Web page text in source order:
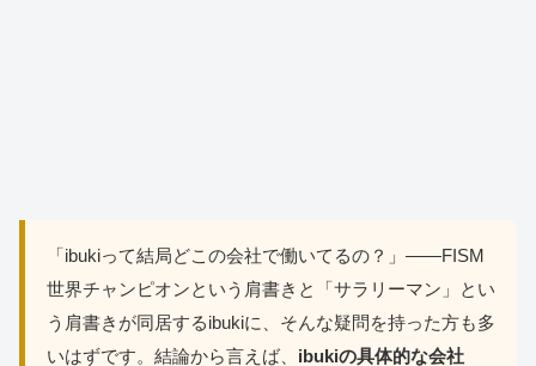
「ibukiって結局どこの会社で働いてるの？」——FISM
世界チャンピオンという肩書きと「サラリーマン」とい
う肩書きが同居するibukiに、そんな疑問を持った方も多
いはずです。結論から言えば、 ibukiの具体的な会社